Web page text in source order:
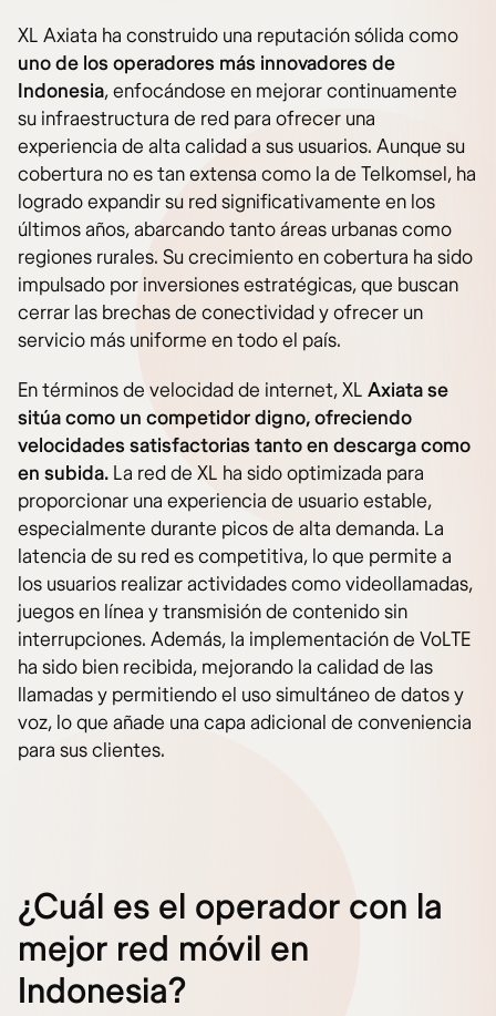
XL Axiata ha construido una reputación sólida como
uno de los operadores más innovadores de
Indonesia, enfocándose en mejorar continuamente
su infraestructura de red para ofrecer una
experiencia de alta calidad a sus usuarios. Aunque su
cobertura no es tan extensa como la de Telkomsel, ha
logrado expandir su red significativamente en los
últimos años, abarcando tanto áreas urbanas como
regiones rurales. Su crecimiento en cobertura ha sido
impulsado por inversiones estratégicas, que buscan
cerrar las brechas de conectividad y ofrecer un
servicio más uniforme en todo el país.
En términos de velocidad de internet, XL Axiata se
sitúa como un competidor digno, ofreciendo
velocidades satisfactorias tanto en descarga como
en subida. La red de XL ha sido optimizada para
proporcionar una experiencia de usuario estable,
especialmente durante picos de alta demanda. La
latencia de su red es competitiva, lo que permite a
los usuarios realizar actividades como videollamadas,
juegos en línea y transmisión de contenido sin
interrupciones. Además, la implementación de VoLTE
ha sido bien recibida, mejorando la calidad de las
llamadas y permitiendo el uso simultáneo de datos y
voz, lo que añade una capa adicional de conveniencia
para sus clientes.
¿Cuál es el operador con la
mejor red móvil en
Indonesia?